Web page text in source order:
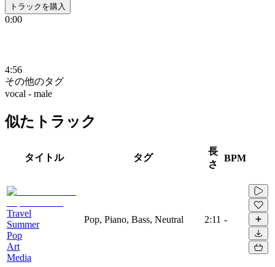
トラックを購入
0:00
4:56
その他のタグ
vocal - male
似たトラック
タイトル タグ
長
さ
BPM
Travel
Summer
Pop
Art
Media
Pop, Piano, Bass, Neutral 2:11 -